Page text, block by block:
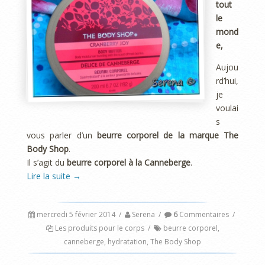
tout
le
mond
e,
Aujou
rd’hui,
je
voulai
s
vous parler d’un beurre corporel de la marque The
Body Shop.
Il s’agit du beurre corporel à la Canneberge.
Lire la suite →
mercredi 5 février 2014 / Serena / 6Commentaires /
Les produits pour le corps / beurre corporel,
canneberge, hydratation, The Body Shop